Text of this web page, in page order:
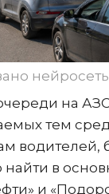
на
тем
водителей,
в
и